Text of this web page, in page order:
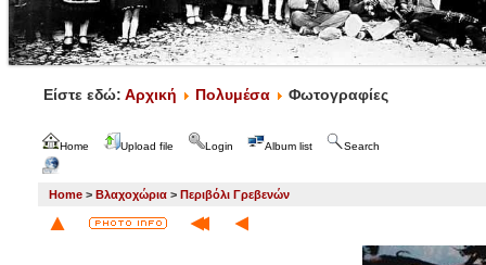
Είστε εδώ: Αρχική Πολυμέσα Φωτογραφίες
Home Upload file Login Album list Search
Home > Βλαχοχώρια > Περιβόλι Γρεβενών